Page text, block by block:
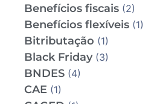
Benefícios fiscais (2)
Benefícios flexíveis (1)
Bitributação (1)
Black Friday(3)
BNDES (4)
CAE (1)